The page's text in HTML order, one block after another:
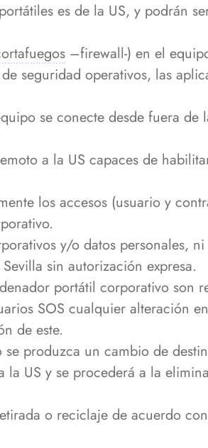
es de la US, y podrán
–firewall-) en el
seguridad operativos, las
se conecte desde fuera de
a la US capaces de
los accesos (usuario y
y/o datos personales,
sin autorización expresa.
portátil corporativo son
SOS cualquier alteración
de este.
produzca un cambio de
US y se procederá a la
o reciclaje de acuerdo